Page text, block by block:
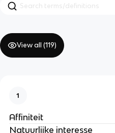
View all (119)
1
Affiniteit
Natuurlijke interesse